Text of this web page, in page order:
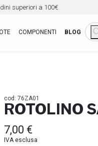
superiori a 100€
COMPONENTI BLOG
cod: 76ZA01
ROTOLINO
7,00 €
IVA esclusa